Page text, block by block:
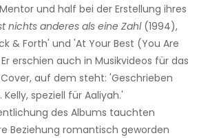
und half bei der Erstellung ihres
nichts anderes als eine Zahl(1994),
& Forth' und 'At Your Best (You Are
erschien auch in Musikvideos für das
auf dem steht: 'Geschrieben
speziell für Aaliyah.'
des Albums tauchten
Beziehung romantisch geworden